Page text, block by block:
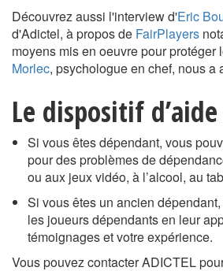
Découvrez aussi l'interview d'Eric
d'Adictel, à propos de FairPlayers
moyens mis en oeuvre pour protéger
Morlec, psychologue en chef, nous a
Le dispositif
Si vous êtes dépendant, vous
pour des problèmes de
ou aux jeux vidéo, à l’alcool, au
Si vous êtes un ancien
les joueurs dépendants en leur
témoignages et votre expérience.
Vous pouvez contacter ADICTEL